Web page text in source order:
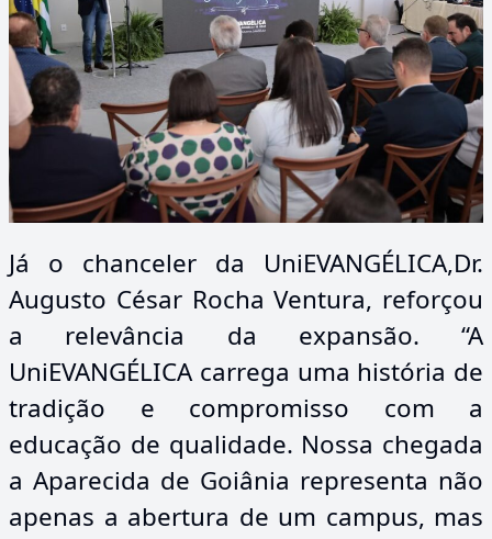
Já o chanceler da UniEVANGÉLICA,Dr.
Augusto César Rocha Ventura, reforçou
a relevância da expansão. “A
UniEVANGÉLICA carrega uma história de
tradição e compromisso com a
educação de qualidade. Nossa chegada
a Aparecida de Goiânia representa não
apenas a abertura de um campus, mas